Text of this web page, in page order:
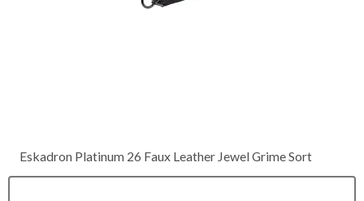
Eskadron Platinum 26 Faux Leather Jewel Grime Sort